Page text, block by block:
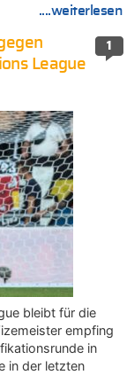
....weiterlesen
1
League
bleibt für die
empfing
in
in der letzten